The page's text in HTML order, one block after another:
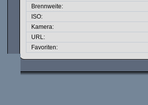
Brennweite:
ISO:
Kamera:
URL:
Favoriten: